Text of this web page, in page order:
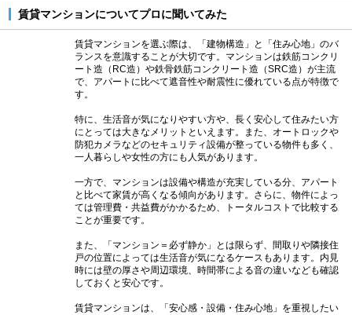
賃貸マンションについてプロに聞いてみた
賃貸マンションを選ぶ際は、「建物構造」と「住み心地」のバ
ランスを意識することが大切です。マンションは鉄筋コンクリ
ート造（RC造）や鉄骨鉄筋コンクリート造（SRC造）が主流
で、アパートに比べて遮音性や耐震性に優れている点が特徴で
す。
特に、生活音が気になりやすい方や、長く安心して住みたい方
にとっては大きなメリットといえます。また、オートロックや
防犯カメラなどのセキュリティ設備が整っている物件も多く、
一人暮らしや女性の方にも人気があります。
一方で、マンションは設備や構造が充実している分、アパート
と比べて家賃が高くなる傾向があります。さらに、物件によっ
ては管理費・共益費がかかるため、トータルコストで比較する
ことが重要です。
また、「マンション＝必ず静か」とは限らず、間取りや隣接住
戸の位置によっては生活音が気になるケースもあります。内見
時には壁の厚さや周辺環境、時間帯による音の違いなども確認
しておくと安心です。
賃貸マンションは、「安心感・設備・住み心地」を重視したい